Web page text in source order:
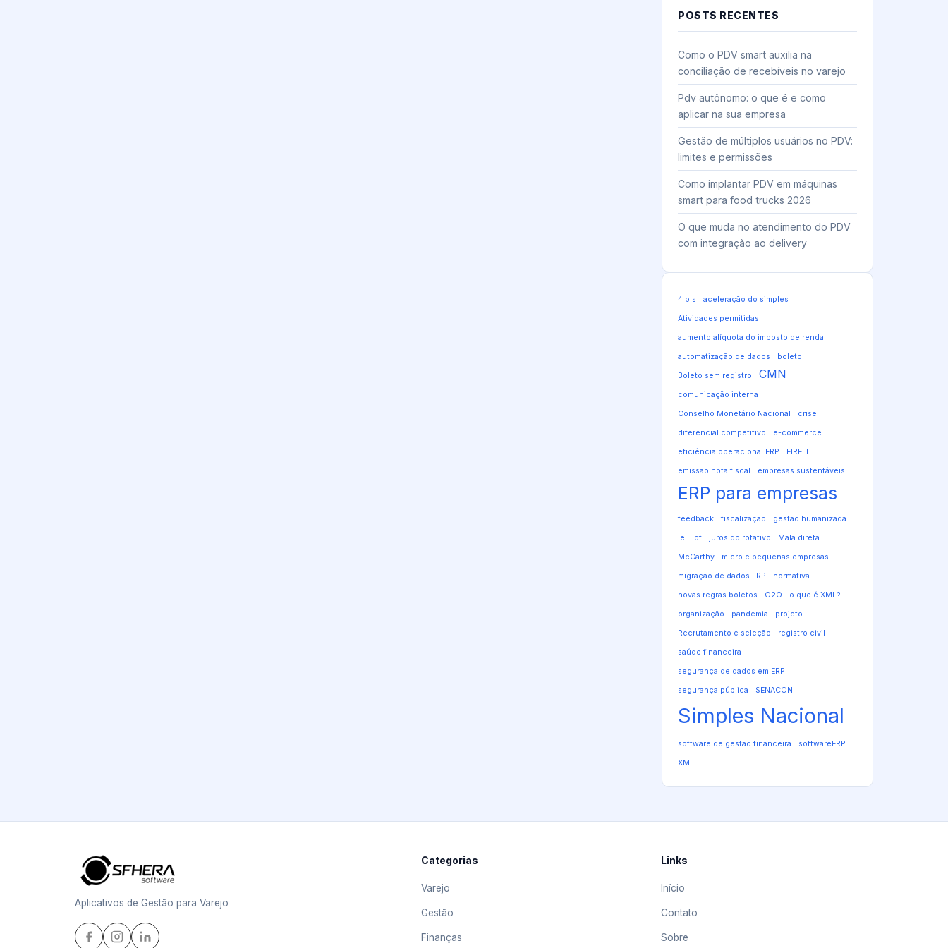
POSTS RECENTES
Como o PDV smart auxilia na
conciliação de recebíveis no varejo
Pdv autônomo: o que é e como
aplicar na sua empresa
Gestão de múltiplos usuários no PDV:
limites e permissões
Como implantar PDV em máquinas
smart para food trucks 2026
O que muda no atendimento do PDV
com integração ao delivery
4 p's aceleração do simples
Atividades permitidas
aumento alíquota do imposto de renda
automatização de dados boleto
Boleto sem registro CMN
comunicação interna
Conselho Monetário Nacional crise
diferencial competitivo e-commerce
eficiência operacional ERP EIRELI
emissão nota fiscal empresas sustentáveis
ERP para empresas
feedback fiscalização gestão humanizada
ie iof juros do rotativo Mala direta
McCarthy micro e pequenas empresas
migração de dados ERP normativa
novas regras boletos O2O o que é XML?
organização pandemia projeto
Recrutamento e seleção registro civil
saúde financeira
segurança de dados em ERP
segurança pública SENACON
Simples Nacional
software de gestão financeira softwareERP
XML
Aplicativos de Gestão para Varejo
Categorias
Varejo
Gestão
Finanças
Links
Início
Contato
Sobre